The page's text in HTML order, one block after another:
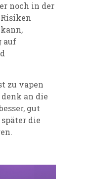
noch in der
auf
zu vapen
an die
gut
die